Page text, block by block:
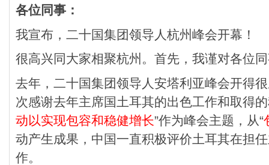
各位同事：
我宣布，二十国集团领导人杭州峰会开幕！
很高兴同大家相聚杭州。首先，我谨对各位
去年，二十国集团领导人安塔利亚峰会开得
次感谢去年主席国土耳其的出色工作和取得
动以实现包容和稳健增长”作为峰会主题，从“
动产生成果，中国一直积极评价土耳其在担
作。